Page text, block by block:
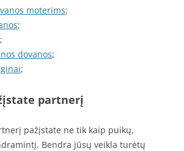
moterims;
;
;
dovanos;
;
partnerį
pažįstate ne tik kaip puikų,
Bendra jūsų veikla turėtų